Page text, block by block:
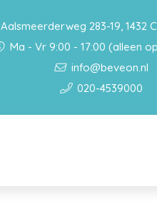
Aalsmeerderweg 283-19, 1432
Ma - Vr 9:00 - 17:00 (alleen
info@beveon.nl
020-4539000